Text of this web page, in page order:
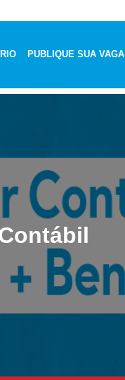
PUBLIQUE SUA VAGA